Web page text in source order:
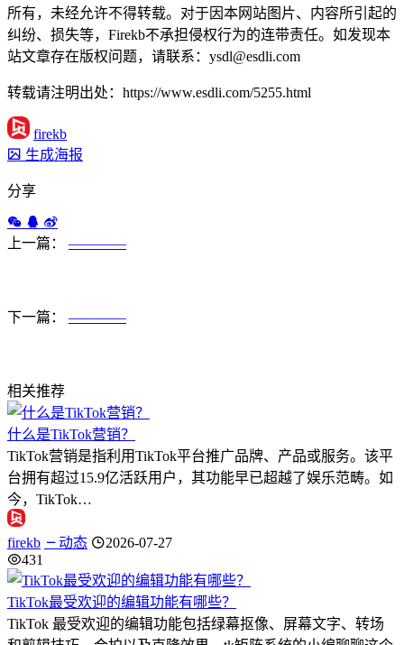
所有，未经允许不得转载。对于因本网站图片、内容所引起的
纠纷、损失等，Firekb不承担侵权行为的连带责任。如发现本
站文章存在版权问题，请联系：ysdl@esdli.com
转载请注明出处：https://www.esdli.com/5255.html
firekb
生成海报
分享
上一篇： ————
下一篇： ————
相关推荐
什么是TikTok营销？
TikTok营销是指利用TikTok平台推广品牌、产品或服务。该平
台拥有超过15.9亿活跃用户，其功能早已超越了娱乐范畴。如
今，TikTok…
firekb 动态
2026-07-27
431
TikTok最受欢迎的编辑功能有哪些？
TikTok 最受欢迎的编辑功能包括绿幕抠像、屏幕文字、转场